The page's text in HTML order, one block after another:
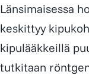
Länsimaisessa
keskittyy
kipulääkkeillä
tutkitaan